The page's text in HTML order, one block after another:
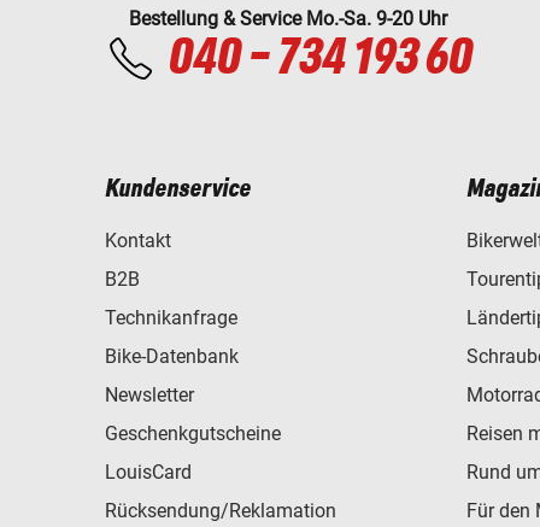
Bestellung & Service Mo.-Sa. 9-20 Uhr
040 - 734 193 60
Kundenservice
Kontakt
B2B
Technikanfrage
Bike-Datenbank
Newsletter
Geschenkgutscheine
LouisCard
Rücksendung/Reklamation
Reisen
Rund
Für den